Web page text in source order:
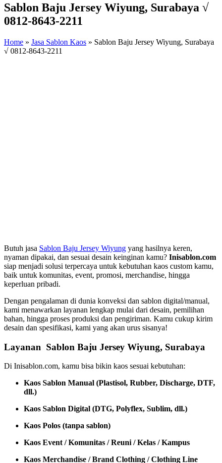
Sablon Baju Jersey Wiyung, Surabaya √
0812-8643-2211
Home » Jasa Sablon Kaos » Sablon Baju Jersey Wiyung, Surabaya
√ 0812-8643-2211
Butuh jasa Sablon Baju Jersey Wiyung yang hasilnya keren,
nyaman dipakai, dan sesuai desain keinginan kamu? Inisablon.com
siap menjadi solusi terpercaya untuk kebutuhan kaos custom kamu,
baik untuk komunitas, event, promosi, merchandise, hingga
keperluan pribadi.
Dengan pengalaman di dunia konveksi dan sablon digital/manual,
kami menawarkan layanan lengkap mulai dari desain, pemilihan
bahan, hingga proses produksi dan pengiriman. Kamu cukup kirim
desain dan spesifikasi, kami yang akan urus sisanya!
Layanan Sablon Baju Jersey Wiyung, Surabaya
Di Inisablon.com, kamu bisa bikin kaos sesuai kebutuhan:
Kaos Sablon Manual (Plastisol, Rubber, Discharge, DTF,
dll.)
Kaos Sablon Digital (DTG, Polyflex, Sublim, dll.)
Kaos Polos (tanpa sablon)
Kaos Event / Komunitas / Reuni / Kelas / Kampus
Kaos Merchandise / Brand Clothing / Clothing Line